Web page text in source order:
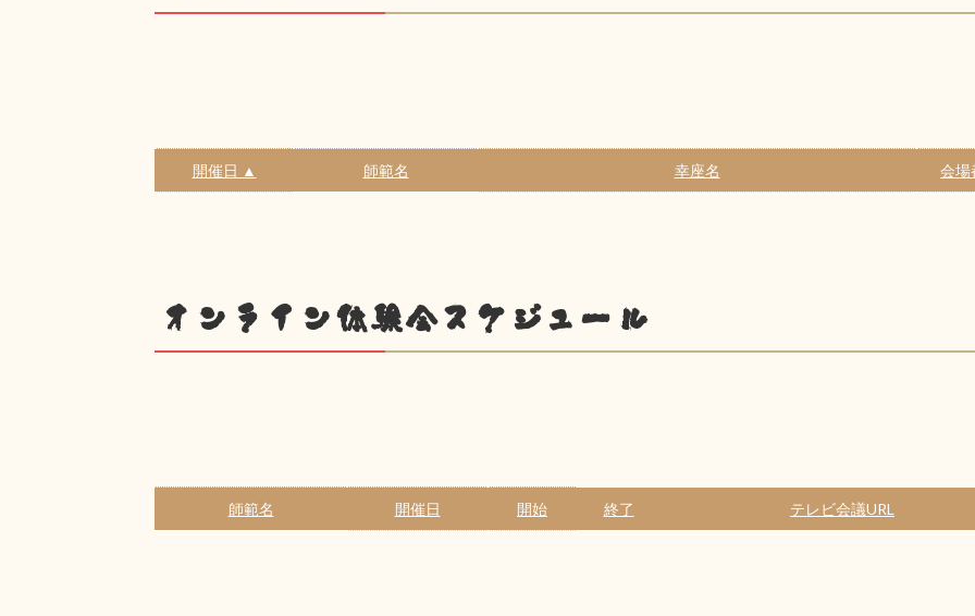
開催日 ▲ 師範名 幸座名 会場
オンライン体験会スケジュール
師範名 開催日 開始 終了 テレビ会議URL